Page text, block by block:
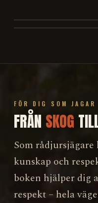
FÖR DIG SOM JAGAR
FRÅN SKOG
Som
kunskap och
boken hjälper dig
respekt – hela